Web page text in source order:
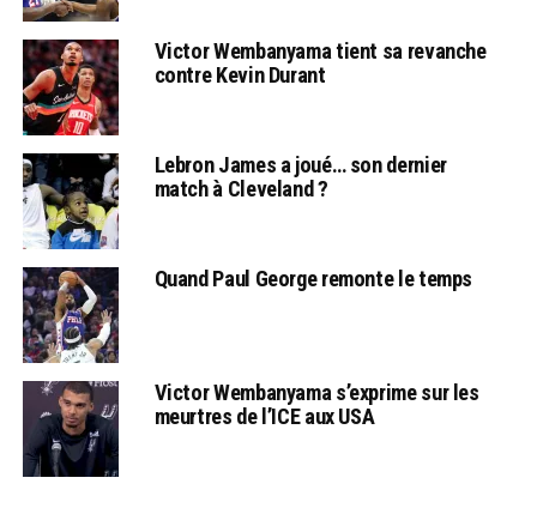
Victor Wembanyama tient sa revanche
contre Kevin Durant
Lebron James a joué… son dernier
match à Cleveland ?
Quand Paul George remonte le temps
Victor Wembanyama s’exprime sur les
meurtres de l’ICE aux USA